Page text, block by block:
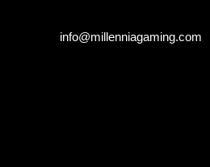
info@millenniagaming.com